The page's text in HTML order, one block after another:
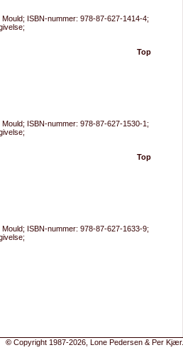
ISBN-nummer: 978-87-627-1414-4;
Top
ISBN-nummer: 978-87-627-1530-1;
Top
ISBN-nummer: 978-87-627-1633-9;
© Copyright 1987-2026, Lone Pedersen & Per Kjær.